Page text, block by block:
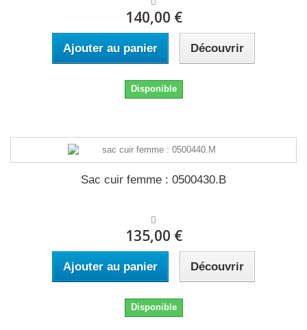
140,00 €
Ajouter au panier Découvrir
Disponible
Sac cuir femme : 0500430.B
135,00 €
Ajouter au panier Découvrir
Disponible